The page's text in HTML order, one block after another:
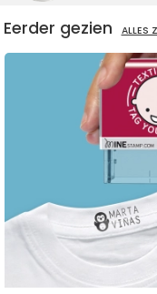
Eerder gezien ALLES